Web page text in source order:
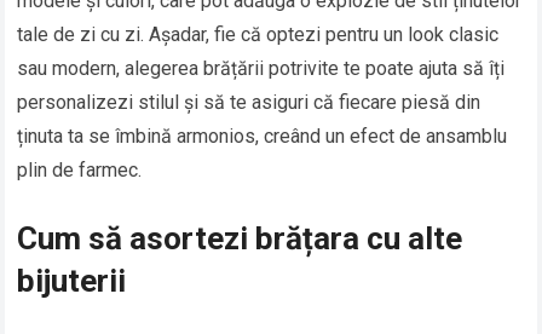
tale de zi cu zi. Așadar, fie că optezi pentru un look clasic
sau modern, alegerea brățării potrivite te poate ajuta să îți
personalizezi stilul și să te asiguri că fiecare piesă din
ținuta ta se îmbină armonios, creând un efect de ansamblu
plin de farmec.
Cum să asortezi brățara cu alte
bijuterii